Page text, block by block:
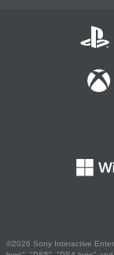
©2026 Sony Interactive